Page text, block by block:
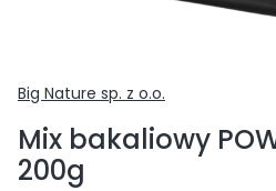
Big Nature sp. z o.o.
Mix bakaliowy
200g